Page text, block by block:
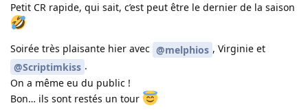
Petit CR rapide, qui sait, c’est peut être le dernier de la saison
Soirée très plaisante hier avec @melphios , Virginie et
@Scriptimkiss .
On a même eu du public !
Bon… ils sont restés un tour